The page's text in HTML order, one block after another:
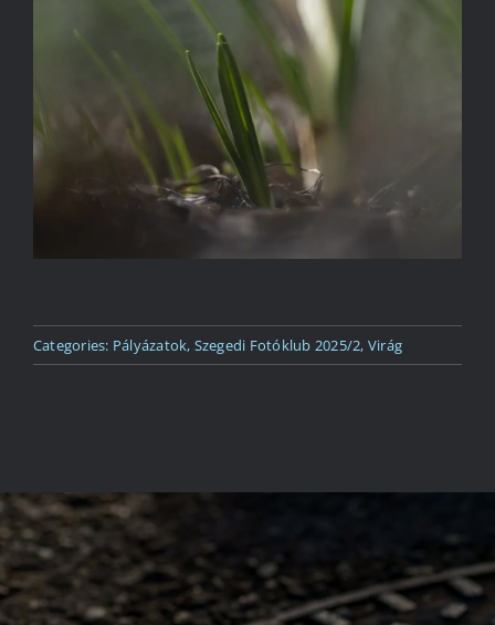
Categories: Pályázatok, Szegedi Fotóklub 2025/2, Virág